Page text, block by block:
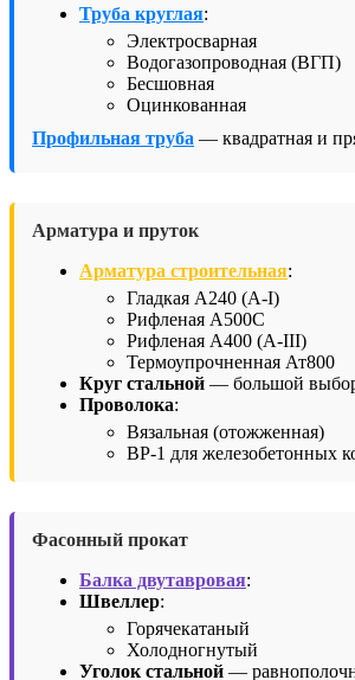
Труба круглая:
Электросварная
Водогазопроводная (ВГП)
Бесшовная
Оцинкованная
Профильная труба — квадратная и
Арматура и пруток
Арматура строительная:
Гладкая А240 (А-I)
Рифленая А500С
Рифленая А400 (А-III)
Термоупрочненная Ат800
Круг стальной — большой
Проволока:
Вязальная (отожженная)
ВР-1 для железобетонных
Фасонный прокат
Балка двутавровая:
Швеллер:
Горячекатаный
Холодногнутый
Уголок стальной —